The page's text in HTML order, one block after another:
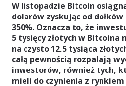
W listopadzie Bitcoin
dolarów zyskując od dołków
350%. Oznacza to, że
5 tysięcy złotych w Bitcoina
na czysto 12,5 tysiąca
całą pewnością rozpalają
inwestorów, również tych,
mieli do czynienia z